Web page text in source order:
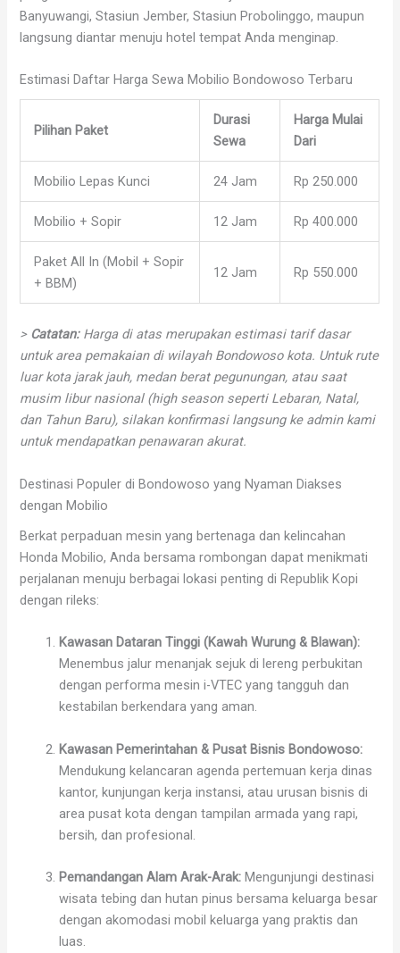
Banyuwangi, Stasiun Jember, Stasiun Probolinggo, maupun
langsung diantar menuju hotel tempat Anda menginap.
Estimasi Daftar Harga Sewa Mobilio Bondowoso Terbaru
Pilihan Paket
Durasi
Sewa
Harga Mulai
Dari
Mobilio Lepas Kunci 24 Jam Rp 250.000
Mobilio + Sopir 12 Jam Rp 400.000
Paket All In (Mobil + Sopir
+ BBM)
12 Jam Rp 550.000
> Catatan:Harga di atas merupakan estimasi tarif dasar
untuk area pemakaian di wilayah Bondowoso kota. Untuk rute
luar kota jarak jauh, medan berat pegunungan, atau saat
musim libur nasional (high season seperti Lebaran, Natal,
dan Tahun Baru), silakan konfirmasi langsung ke admin kami
untuk mendapatkan penawaran akurat.
Destinasi Populer di Bondowoso yang Nyaman Diakses
dengan Mobilio
Berkat perpaduan mesin yang bertenaga dan kelincahan
Honda Mobilio, Anda bersama rombongan dapat menikmati
perjalanan menuju berbagai lokasi penting di Republik Kopi
dengan rileks:
Kawasan Dataran Tinggi (Kawah Wurung & Blawan):
Menembus jalur menanjak sejuk di lereng perbukitan
dengan performa mesin i-VTEC yang tangguh dan
kestabilan berkendara yang aman.
Kawasan Pemerintahan & Pusat Bisnis Bondowoso:
Mendukung kelancaran agenda pertemuan kerja dinas
kantor, kunjungan kerja instansi, atau urusan bisnis di
area pusat kota dengan tampilan armada yang rapi,
bersih, dan profesional.
Pemandangan Alam Arak-Arak: Mengunjungi destinasi
wisata tebing dan hutan pinus bersama keluarga besar
dengan akomodasi mobil keluarga yang praktis dan
luas.